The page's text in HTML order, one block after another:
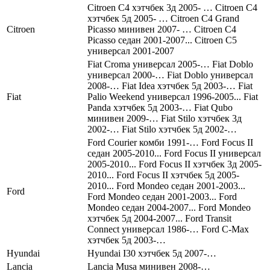
Citroen
Citroen С4 хэтчбек 3д 2005- … Citroen С4
хэтчбек 5д 2005- … Citroen С4 Grand
Picasso минивен 2007- … Citroen С4
Picasso седан 2001-2007... Citroen С5
универсал 2001-2007
Fiat
Fiat Croma универсал 2005-… Fiat Doblo
универсал 2000-… Fiat Doblo универсал
2008-… Fiat Idea хэтчбек 5д 2003-… Fiat
Palio Weekend универсал 1996-2005... Fiat
Panda хэтчбек 5д 2003-… Fiat Qubo
минивен 2009-… Fiat Stilo хэтчбек 3д
2002-… Fiat Stilo хэтчбек 5д 2002-…
Ford
Ford Courier комби 1991-… Ford Focus II
седан 2005-2010... Ford Focus II универсал
2005-2010... Ford Focus II хэтчбек 3д 2005-
2010... Ford Focus II хэтчбек 5д 2005-
2010... Ford Mondeo седан 2001-2003...
Ford Mondeo седан 2001-2003... Ford
Mondeo седан 2004-2007... Ford Mondeo
хэтчбек 5д 2004-2007... Ford Transit
Connect универсал 1986-… Ford С-Max
хэтчбек 5д 2003-…
Hyundai
Hyundai I30 хэтчбек 5д 2007-…
Lancia
Lancia Musa минивен 2008-…